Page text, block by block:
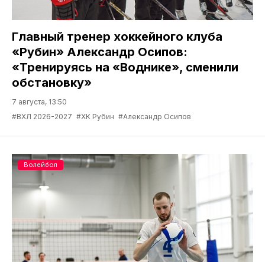
Главный тренер хоккейного клуба
«Рубин» Александр Осипов:
«Тренируясь на «Воднике», сменили
обстановку»
7 августа, 13:50
#ВХЛ 2026-2027 #ХК Рубин #Александр Осипов
Волейбол